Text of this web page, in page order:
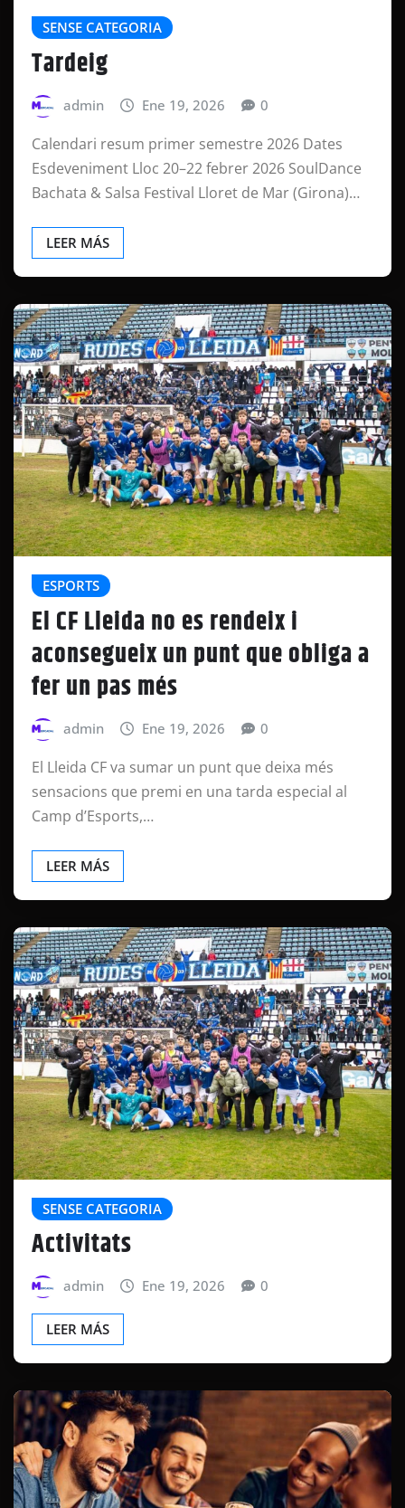
SENSE CATEGORIA
Tardeig
admin Ene 19, 2026 0
Calendari resum primer semestre 2026 Dates
Esdeveniment Lloc 20–22 febrer 2026 SoulDance
Bachata & Salsa Festival Lloret de Mar (Girona)…
LEER MÁS
ESPORTS
El CF Lleida no es rendeix i
aconsegueix un punt que obliga a
fer un pas més
admin Ene 19, 2026 0
El Lleida CF va sumar un punt que deixa més
sensacions que premi en una tarda especial al
Camp d’Esports,…
LEER MÁS
SENSE CATEGORIA
Activitats
admin Ene 19, 2026 0
LEER MÁS